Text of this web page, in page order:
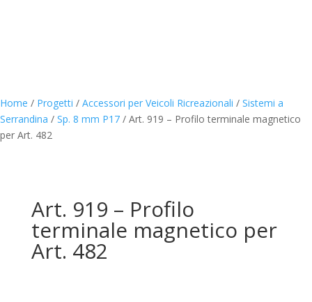
Home / Progetti / Accessori per Veicoli Ricreazionali / Sistemi a
Serrandina / Sp. 8 mm P17 / Art. 919 – Profilo terminale magnetico
per Art. 482
Art. 919 – Profilo
terminale magnetico per
Art. 482